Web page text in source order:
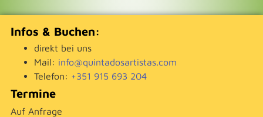
Infos & Buchen:
direkt bei uns
Mail: info@quintadosartistas.com
Telefon: +351 915 693 204
Termine
Auf Anfrage